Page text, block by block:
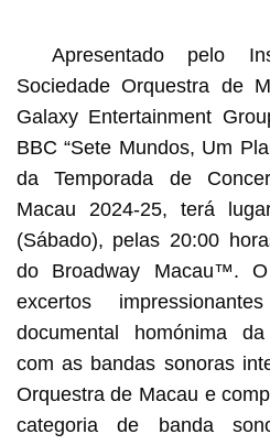
Apresentado pelo
Sociedade Orquestra de
Galaxy Entertainment
BBC “Sete Mundos, Um
da Temporada de
Macau 2024-25, terá
(Sábado), pelas 20:00
do Broadway Macau™. O
excertos
documental homónima
com as bandas sonoras
Orquestra de Macau e
categoria de banda